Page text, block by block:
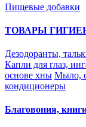
Пищевые добавки
ТОВАРЫ
Дезодоранты,
Капли для глаз,
основе хны Мыло,
кондиционеры
Благовония,